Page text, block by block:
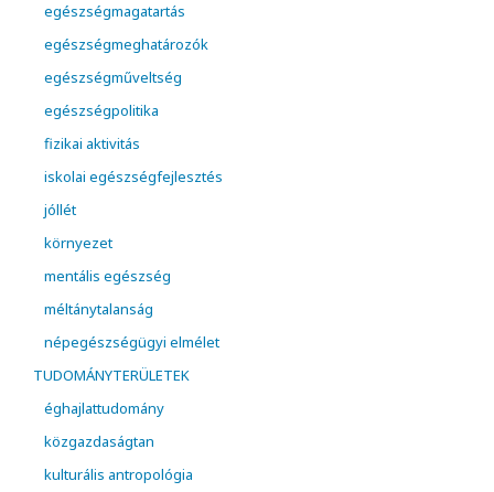
egészségmagatartás
egészségmeghatározók
egészségműveltség
egészségpolitika
fizikai aktivitás
iskolai egészségfejlesztés
jóllét
környezet
mentális egészség
méltánytalanság
népegészségügyi elmélet
TUDOMÁNYTERÜLETEK
éghajlattudomány
közgazdaságtan
kulturális antropológia